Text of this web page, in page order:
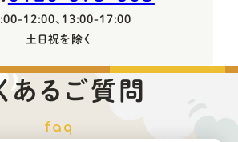
12:00、13:00-17:00
土日祝を除く
あるご質問
faq